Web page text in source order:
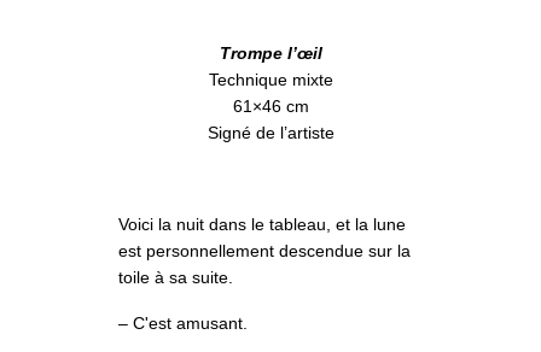
Trompe l’œil
Technique mixte
61×46 cm
Signé de l’artiste
Voici la nuit dans le tableau, et la lune
est personnellement descendue sur la
toile à sa suite.
– C'est amusant.